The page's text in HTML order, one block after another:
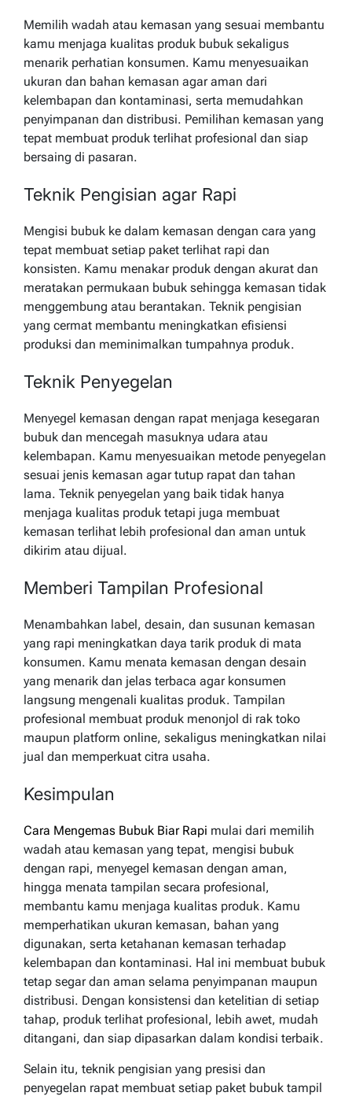
Memilih wadah atau kemasan yang sesuai membantu
kamu menjaga kualitas produk bubuk sekaligus
menarik perhatian konsumen. Kamu menyesuaikan
ukuran dan bahan kemasan agar aman dari
kelembapan dan kontaminasi, serta memudahkan
penyimpanan dan distribusi. Pemilihan kemasan yang
tepat membuat produk terlihat profesional dan siap
bersaing di pasaran.
Teknik Pengisian agar Rapi
Mengisi bubuk ke dalam kemasan dengan cara yang
tepat membuat setiap paket terlihat rapi dan
konsisten. Kamu menakar produk dengan akurat dan
meratakan permukaan bubuk sehingga kemasan tidak
menggembung atau berantakan. Teknik pengisian
yang cermat membantu meningkatkan efisiensi
produksi dan meminimalkan tumpahnya produk.
Teknik Penyegelan
Menyegel kemasan dengan rapat menjaga kesegaran
bubuk dan mencegah masuknya udara atau
kelembapan. Kamu menyesuaikan metode penyegelan
sesuai jenis kemasan agar tutup rapat dan tahan
lama. Teknik penyegelan yang baik tidak hanya
menjaga kualitas produk tetapi juga membuat
kemasan terlihat lebih profesional dan aman untuk
dikirim atau dijual.
Memberi Tampilan Profesional
Menambahkan label, desain, dan susunan kemasan
yang rapi meningkatkan daya tarik produk di mata
konsumen. Kamu menata kemasan dengan desain
yang menarik dan jelas terbaca agar konsumen
langsung mengenali kualitas produk. Tampilan
profesional membuat produk menonjol di rak toko
maupun platform online, sekaligus meningkatkan nilai
jual dan memperkuat citra usaha.
Kesimpulan
Cara Mengemas Bubuk Biar Rapi mulai dari memilih
wadah atau kemasan yang tepat, mengisi bubuk
dengan rapi, menyegel kemasan dengan aman,
hingga menata tampilan secara profesional,
membantu kamu menjaga kualitas produk. Kamu
memperhatikan ukuran kemasan, bahan yang
digunakan, serta ketahanan kemasan terhadap
kelembapan dan kontaminasi. Hal ini membuat bubuk
tetap segar dan aman selama penyimpanan maupun
distribusi. Dengan konsistensi dan ketelitian di setiap
tahap, produk terlihat profesional, lebih awet, mudah
ditangani, dan siap dipasarkan dalam kondisi terbaik.
Selain itu, teknik pengisian yang presisi dan
penyegelan rapat membuat setiap paket bubuk tampil